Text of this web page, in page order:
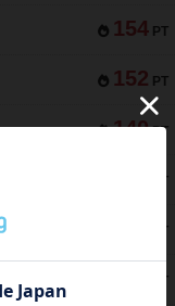
154 PT
152 PT
140 PT
PT
PT
＆ライト
PT